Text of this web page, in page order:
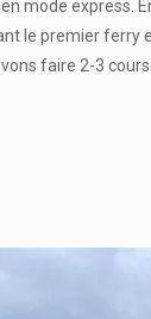
mode express.
le premier ferry
faire 2-3